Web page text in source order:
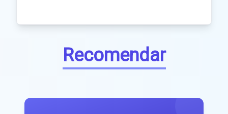
Recomendar